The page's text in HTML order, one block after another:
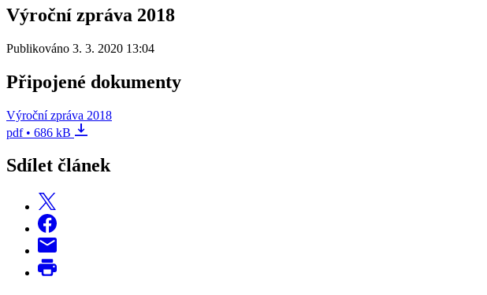
Výroční zpráva 2018
Publikováno 3. 3. 2020 13:04
Připojené dokumenty
Výroční zpráva 2018
pdf • 686 kB
Sdílet článek